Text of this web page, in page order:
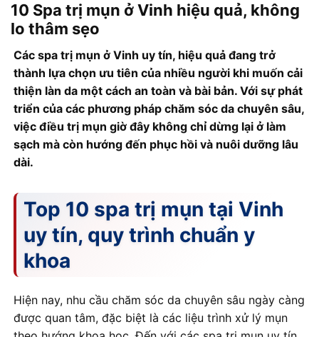
10 Spa trị mụn ở Vinh hiệu quả, không
lo thâm sẹo
Các spa trị mụn ở Vinh uy tín, hiệu quả đang trở
thành lựa chọn ưu tiên của nhiều người khi muốn cải
thiện làn da một cách an toàn và bài bản. Với sự phát
triển của các phương pháp chăm sóc da chuyên sâu,
việc điều trị mụn giờ đây không chỉ dừng lại ở làm
sạch mà còn hướng đến phục hồi và nuôi dưỡng lâu
dài.
Top 10 spa trị mụn tại Vinh
uy tín, quy trình chuẩn y
khoa
Hiện nay, nhu cầu chăm sóc da chuyên sâu ngày càng
được quan tâm, đặc biệt là các liệu trình xử lý mụn